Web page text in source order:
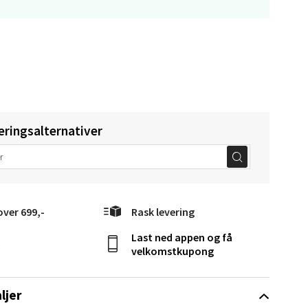
699,- Rask levering
Last ned appen og få
velkomstkupong